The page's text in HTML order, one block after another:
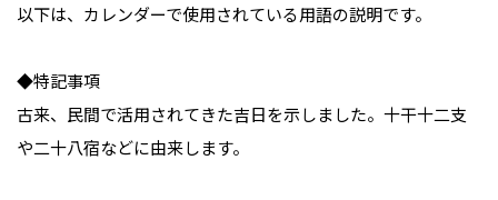
以下は、カレンダーで使用されている用語の説明です。
◆特記事項
古来、民間で活用されてきた吉日を示しました。十干十二支
や二十八宿などに由来します。